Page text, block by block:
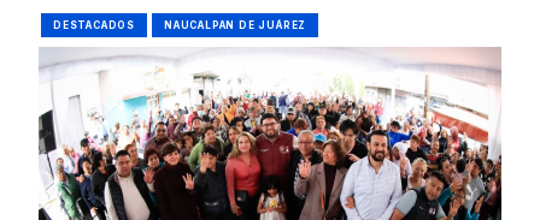
DESTACADOS NAUCALPAN DE JUÁREZ